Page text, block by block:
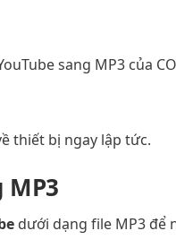
sang MP3 của
thiết bị ngay lập tức.
MP3
dưới dạng file MP3 để